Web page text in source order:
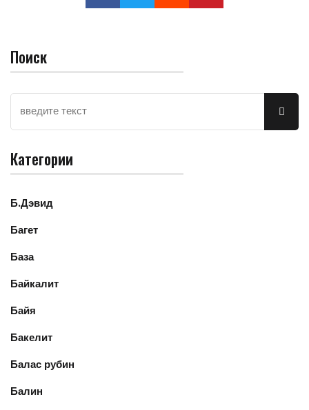
Поиск
Категории
Б.Дэвид
Багет
База
Байкалит
Байя
Бакелит
Балас рубин
Балин